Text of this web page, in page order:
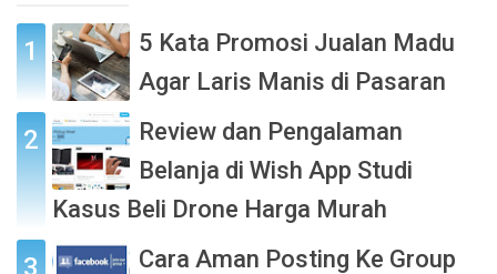
5 Kata Promosi Jualan Madu
Agar Laris Manis di Pasaran
Review dan Pengalaman
Belanja di Wish App Studi
Kasus Beli Drone Harga Murah
Cara Aman Posting Ke Group